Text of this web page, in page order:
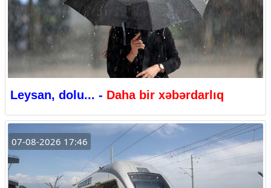
Leysan, dolu... - Daha bir xəbərdarlıq
07-08-2026 17:46